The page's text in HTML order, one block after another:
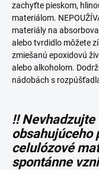
zachyťte pieskom,
materiálom.
materiály na
alebo tvrdidlo môžete
zmiešanú epoxidovú
alebo alkoholom.
nádobách s
!!
obsahujúceho
celulózové
spontánne